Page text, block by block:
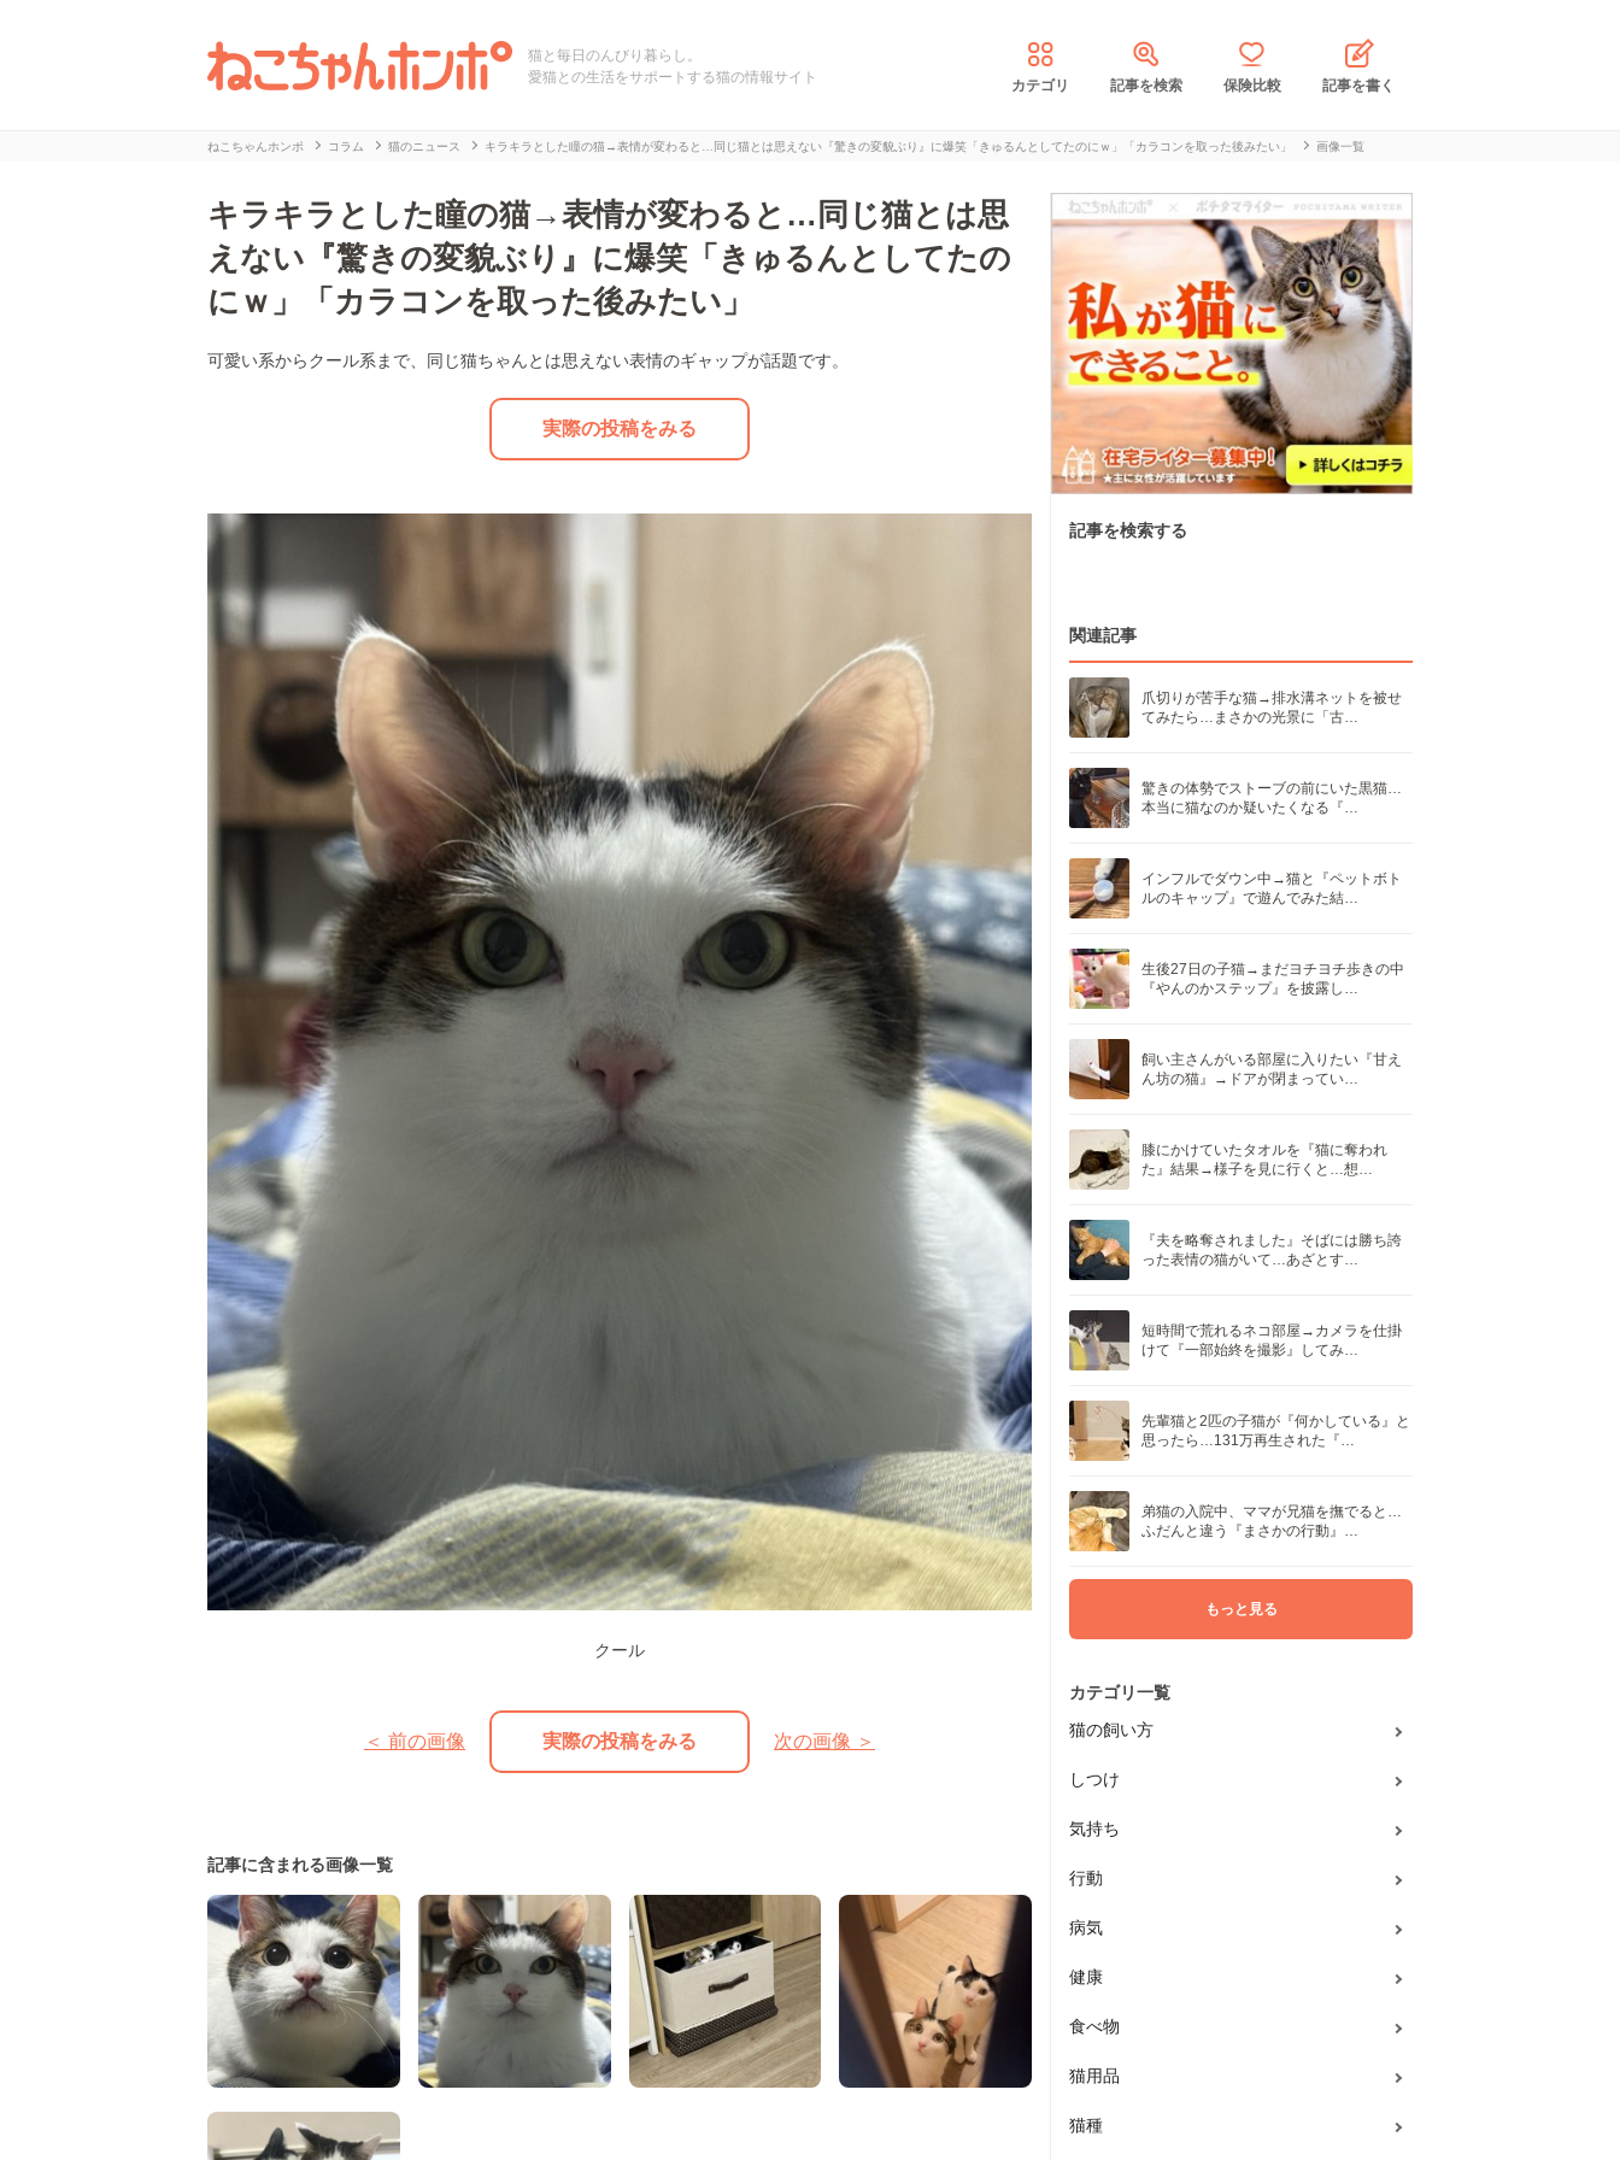
猫と毎日のんびり暮らし。
愛猫との生活をサポートする猫の情報サイト
カテゴリ 記事を検索 保険比較 記事を書く
ねこちゃんホンポ コラム 猫のニュース キラキラとした瞳の猫→表情が変わると…同じ猫とは思えない『驚きの変貌ぶり』に爆笑「きゅるんとしてたのにｗ」「カラコンを取った後みたい」 画像一覧
キラキラとした瞳の猫→表情が変わると…同じ猫とは思
えない『驚きの変貌ぶり』に爆笑「きゅるんとしてたの
にｗ」「カラコンを取った後みたい」
可愛い系からクール系まで、同じ猫ちゃんとは思えない表情のギャップが話題です。
実際の投稿をみる
クール
＜ 前の画像 実際の投稿をみる 次の画像 ＞
記事に含まれる画像一覧
記事を検索する
関連記事
爪切りが苦手な猫→排水溝ネットを被せ
てみたら…まさかの光景に「古…
驚きの体勢でストーブの前にいた黒猫…
本当に猫なのか疑いたくなる『…
インフルでダウン中→猫と『ペットボト
ルのキャップ』で遊んでみた結…
生後27日の子猫→まだヨチヨチ歩きの中
『やんのかステップ』を披露し…
飼い主さんがいる部屋に入りたい『甘え
ん坊の猫』→ドアが閉まってい…
膝にかけていたタオルを『猫に奪われ
た』結果→様子を見に行くと…想…
『夫を略奪されました』そばには勝ち誇
った表情の猫がいて…あざとす…
短時間で荒れるネコ部屋→カメラを仕掛
けて『一部始終を撮影』してみ…
先輩猫と2匹の子猫が『何かしている』と
思ったら…131万再生された『…
弟猫の入院中、ママが兄猫を撫でると…
ふだんと違う『まさかの行動』…
もっと見る
カテゴリ一覧
猫の飼い方
しつけ
気持ち
行動
病気
健康
食べ物
猫用品
猫種